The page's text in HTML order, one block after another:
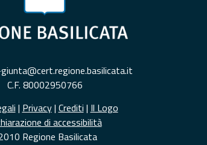
giunta@cert.regione.basilicata.it
C.F. 80002950766
| Privacy| Crediti | Il Logo
di accessibilità
Regione Basilicata